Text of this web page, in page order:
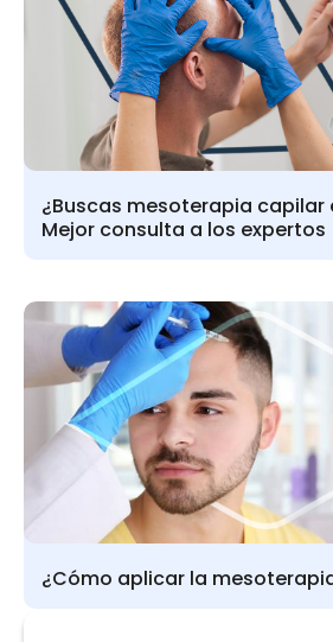
¿Buscas mesoterapia capilar
Mejor consulta a los expertos
¿Cómo aplicar la